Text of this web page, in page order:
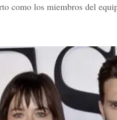
como los miembros del